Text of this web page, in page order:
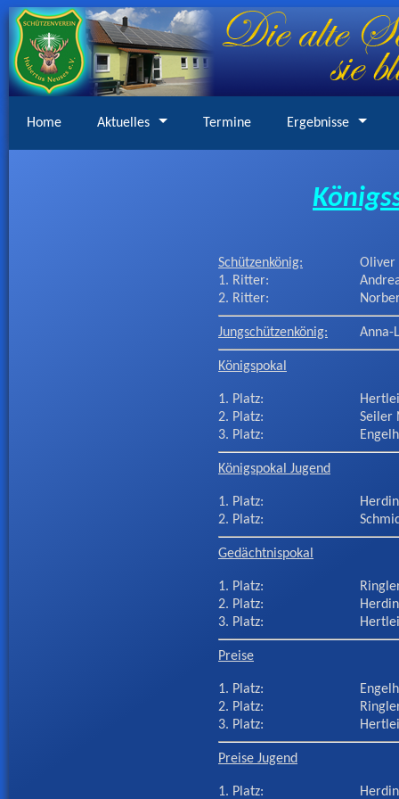
Home Aktuelles Termine Ergebnisse
Schützenkönig:
Oliver
1. Ritter:
2. Ritter:
Jungschützenkönig: Anna-
Königspokal
1. Platz:
2. Platz:
Seiler
3. Platz:
Königspokal Jugend
1. Platz:
2. Platz:
Gedächtnispokal
1. Platz:
2. Platz:
3. Platz:
Preise
1. Platz:
2. Platz:
3. Platz:
Preise Jugend
1. Platz: